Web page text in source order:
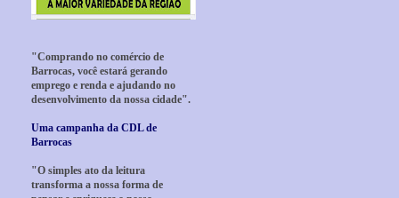
"Comprando no comércio de
Barrocas, você estará gerando
emprego e renda e ajudando no
desenvolvimento da nossa cidade".
Uma campanha da CDL de
Barrocas
"O simples ato da leitura
transforma a nossa forma de